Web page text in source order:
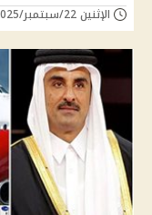
الإثنين 22/سبتمبر/2025 - 10:17 م